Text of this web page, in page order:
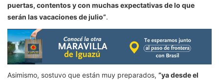
puertas, contentos y con muchas expectativas de lo que
serán las vacaciones de julio”.
Asimismo, sostuvo que están muy preparados, “ya desde el